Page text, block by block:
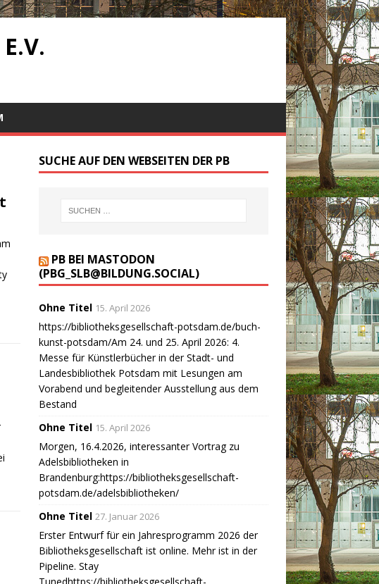
SUCHE AUF DEN WEBSEITEN DER PB
PB BEI MASTODON
(PBG_SLB@BILDUNG.SOCIAL)
Ohne Titel 15. April 2026
https://bibliotheksgesellschaft-potsdam.de/buch-
kunst-potsdam/Am 24. und 25. April 2026: 4.
Messe für Künstlerbücher in der Stadt- und
Landesbibliothek Potsdam mit Lesungen am
Vorabend und begleitender Ausstellung aus dem
Bestand
Ohne Titel 15. April 2026
Morgen, 16.4.2026, interessanter Vortrag zu
Adelsbibliotheken in
Brandenburg:https://bibliotheksgesellschaft-
potsdam.de/adelsbibliotheken/
Ohne Titel 27. Januar 2026
Erster Entwurf für ein Jahresprogramm 2026 der
Bibliotheksgesellschaft ist online. Mehr ist in der
Pipeline. Stay
Tunedhttps://bibliotheksgesellschaft-